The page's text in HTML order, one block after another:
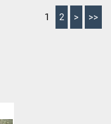
1 2 > >>